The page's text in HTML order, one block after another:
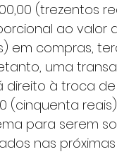
(trezentos
ao valor
em compras,
uma
direito à troca de
(cinquenta
para serem
nas